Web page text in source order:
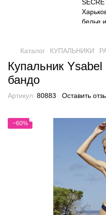
Каталог КУПАЛЬНИКИ
Купальник
бандо
Артикул: 80883 Оставить
−60%